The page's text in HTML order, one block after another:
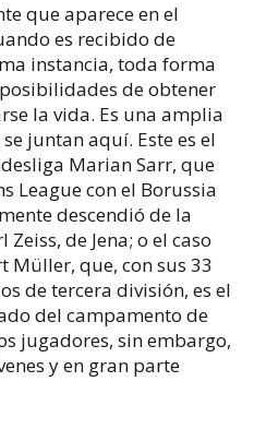
que aparece en el
es recibido de
instancia, toda forma
de obtener
la vida. Es una amplia
juntan aquí. Este es el
Marian Sarr, que
League con el Borussia
descendió de la
de Jena; o el caso
Müller, que, con sus 33
de tercera división, es el
del campamento de
jugadores, sin embargo,
y en gran parte